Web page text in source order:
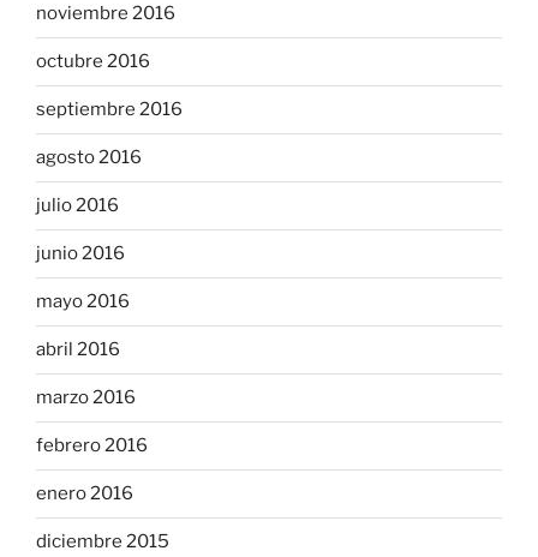
noviembre 2016
octubre 2016
septiembre 2016
agosto 2016
julio 2016
junio 2016
mayo 2016
abril 2016
marzo 2016
febrero 2016
enero 2016
diciembre 2015